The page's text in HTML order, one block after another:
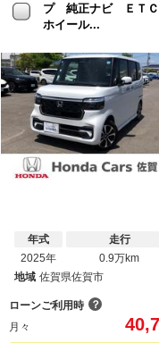
プ 純正ナビ ＥＴ
ホイール...
年式
2025年
走行
0.9万km
地域 佐賀県佐賀市
ローンご利用時 ？
月々